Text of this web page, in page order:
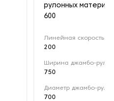
рулонных
600
Линейная скорость
200
Ширина джамбо-
750
Диаметр джамбо-
700